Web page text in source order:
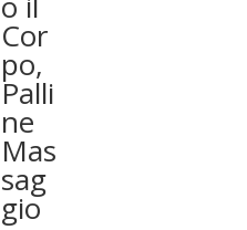
Cor
po,
Palli
ne
Mas
sag
gio